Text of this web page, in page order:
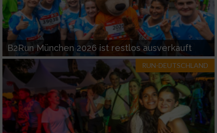
B2Run München 2026 ist restlos ausverkauft
RUN-DEUTSCHLAND